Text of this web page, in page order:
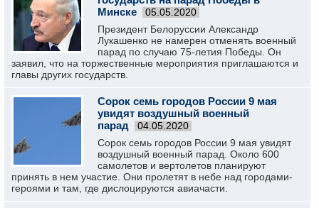
Минске
05.05.2020
Президент Белоруссии Александр
Лукашенко не намерен отменять военный
парад по случаю 75-летия Победы. Он
заявил, что на торжественные мероприятия приглашаются и
главы других государств.
Сорок семь городов России 9 мая
увидят воздушный военный
парад
04.05.2020
Сорок семь городов России 9 мая увидят
воздушный военный парад. Около 600
самолетов и вертолетов планируют
принять в нем участие. Они пролетят в небе над городами-
героями и там, где дислоцируются авиачасти.